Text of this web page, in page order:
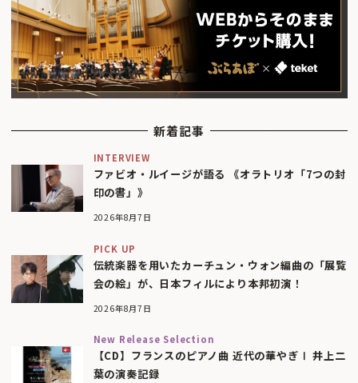
新着記事
INTERVIEW
ファビオ・ルイージが語る 《オラトリオ「7つの封
印の書」》
2026年8月7日
PICK UP
伝統楽器を用いたカーチュン・ウォン編曲の「展覧
会の絵」が、日本フィルにより本邦初演！
2026年8月7日
New Release Selection
【CD】フランスのピアノ曲 近代の華やぎⅠ 井上二
葉の演奏記録